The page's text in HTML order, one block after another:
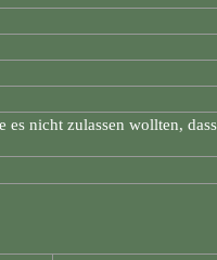
es nicht zulassen wollten,